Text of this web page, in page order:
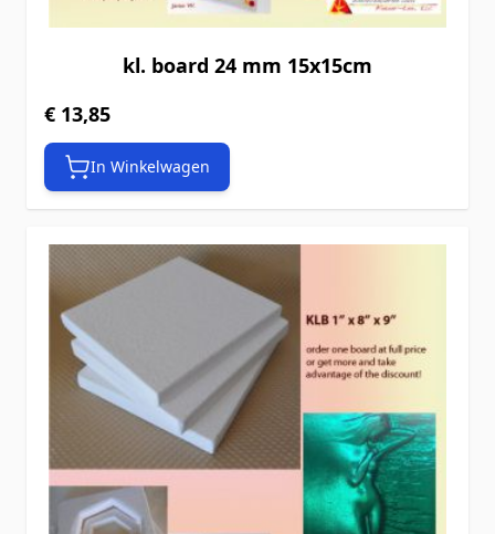
kl. board 24 mm 15x15cm
€ 13,85
In Winkelwagen